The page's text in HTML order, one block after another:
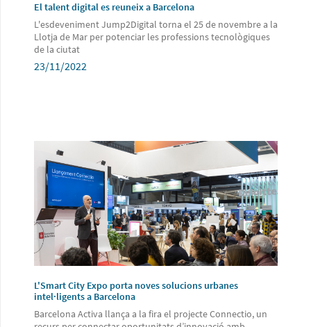
El talent digital es reuneix a Barcelona
L'esdeveniment Jump2Digital torna el 25 de novembre a la
Llotja de Mar per potenciar les professions tecnològiques
de la ciutat
23/11/2022
L'Smart City Expo porta noves solucions urbanes
intel·ligents a Barcelona
Barcelona Activa llança a la fira el projecte Connectio, un